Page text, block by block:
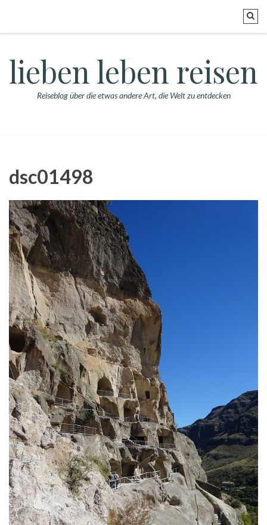
lieben leben reisen
Reiseblog über die etwas andere Art, die Welt zu entdecken
dsc01498